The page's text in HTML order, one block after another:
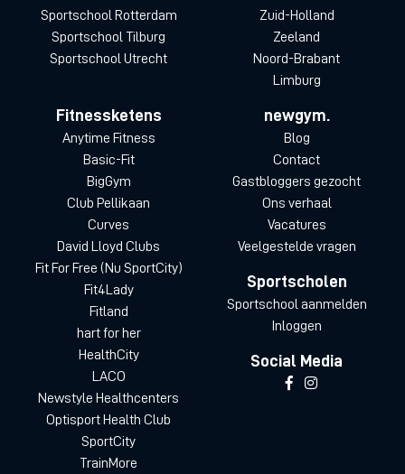
Sportschool Rotterdam
Sportschool Tilburg
Sportschool Utrecht
Zuid-Holland
Zeeland
Noord-Brabant
Limburg
Fitnessketens
Anytime Fitness
Basic-Fit
BigGym
Club Pellikaan
Curves
David Lloyd Clubs
Fit For Free (Nu SportCity)
Fit4Lady
Fitland
hart for her
HealthCity
LACO
Newstyle Healthcenters
Optisport Health Club
SportCity
TrainMore
newgym.
Blog
Contact
Gastbloggers gezocht
Ons verhaal
Vacatures
Veelgestelde vragen
Sportscholen
Sportschool aanmelden
Inloggen
Social Media